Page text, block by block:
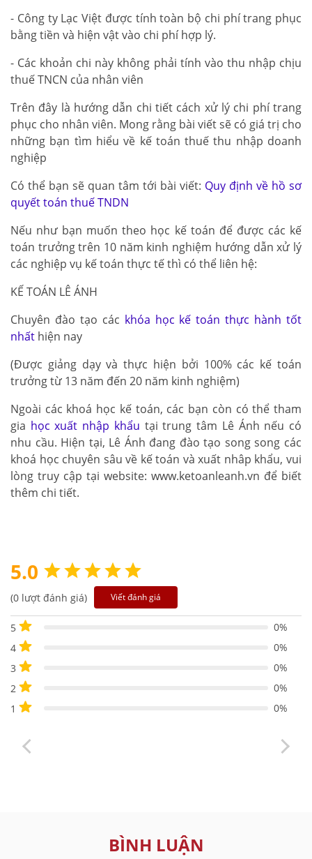
- Công ty Lạc Việt được tính toàn bộ chi phí trang phục
bằng tiền và hiện vật vào chi phí hợp lý.
- Các khoản chi này không phải tính vào thu nhập chịu
thuế TNCN của nhân viên
Trên đây là hướng dẫn chi tiết cách xử lý chi phí trang
phục cho nhân viên. Mong rằng bài viết sẽ có giá trị cho
những bạn tìm hiểu về kế toán thuế thu nhập doanh
nghiệp
Có thể bạn sẽ quan tâm tới bài viết: Quy định về hồ sơ
quyết toán thuế TNDN
Nếu như bạn muốn theo học kế toán để được các kế
toán trưởng trên 10 năm kinh nghiệm hướng dẫn xử lý
các nghiệp vụ kế toán thực tế thì có thể liên hệ:
KẾ TOÁN LÊ ÁNH
Chuyên đào tạo các khóa học kế toán thực hành tốt
nhất hiện nay
(Được giảng dạy và thực hiện bởi 100% các kế toán
trưởng từ 13 năm đến 20 năm kinh nghiệm)
Ngoài các khoá học kế toán, các bạn còn có thể tham
gia học xuất nhập khẩu tại trung tâm Lê Ánh nếu có
nhu cầu. Hiện tại, Lê Ánh đang đào tạo song song các
khoá học chuyên sâu về kế toán và xuất nhâp khẩu, vui
lòng truy cập tại website: www.ketoanleanh.vn để biết
thêm chi tiết.
5.0
(0 lượt đánh giá) Viết đánh giá
5
0%
4
0%
3
0%
2
0%
1
0%
BÌNH LUẬN